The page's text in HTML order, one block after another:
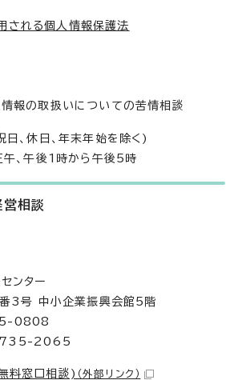
される個人情報保護法
報の取扱いについての苦情相談
、休日、年末年始を除く)
、午後1時から午後5時
営相談
ンター
3号 中小企業振興会館5階
0808
735-2065
料窓口相談) （外部リンク）